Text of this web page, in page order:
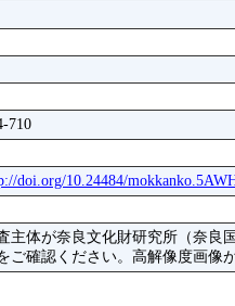
710
doi.org/10.24484/
主体が奈良文化財研究所（奈良
ご確認ください。高解像度画像